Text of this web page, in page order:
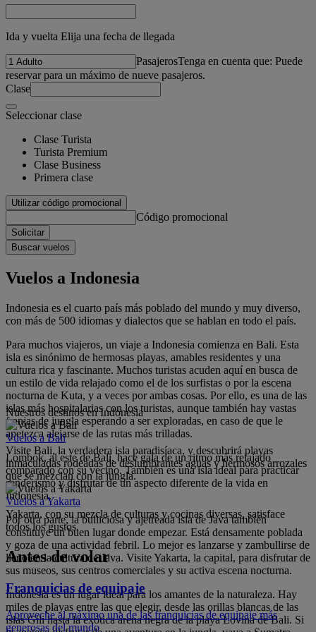
Ida y vuelta Elija una fecha de llegada
PasajerosTenga en cuenta que: Puede
reservar para un máximo de nueve pasajeros.
Clase
Seleccionar clase
Clase Turista
Turista Premium
Clase Business
Primera clase
Utilizar código promocional
Código promocional
Solicitar
Buscar vuelos
Vuelos a Indonesia
Indonesia es el cuarto país más poblado del mundo y muy diverso,
con más de 500 idiomas y dialectos que se hablan en todo el país.
Para muchos viajeros, un viaje a Indonesia comienza en Bali. Esta
isla es sinónimo de hermosas playas, amables residentes y una
cultura rica y fascinante. Muchos turistas acuden aquí en busca de
un estilo de vida relajado como el de los surfistas o por la escena
nocturna de Kuta, y a veces por ambas cosas. Por ello, es una de las
islas más hospitalarias con los turistas, aunque también hay vastas
franjas de jungla esperando a ser exploradas, en caso de que le
apetezca alejarse de las rutas más trilladas.
Lombok, al este de Bali, hace gala de un ritmo más relajado
comparado con su vecino. También es una isla ideal para practicar
senderismo y disfrutar de un aspecto diferente de la vida en
Indonesia.
Por otra parte, la bulliciosa y ajetreada isla de Java también
constituye un buen lugar donde empezar. Está densamente poblada
y goza de una actividad febril. Lo mejor es lanzarse y zambullirse de
lleno en la cultura de Java. Visite Yakarta, la capital, para disfrutar de
sus museos, sus centros comerciales y su activa escena nocturna.
Indonesia es un lugar ideal para los amantes de la naturaleza. Hay
miles de playas entre las que elegir, desde las orillas blancas de las
islas Gili hasta la exótica arena negra de la playa Lovina de Bali. Si
Nuestros destinos en Indonesia
Vuelos a Bali
Visite Bali, la verdadera isla paradisíaca, y descubrirá playas
inmaculadas rodeadas de deslumbrantes aguas y hermosos arrozales
que se mezclan con la jungla.
Vuelos a Yakarta
Yakarta, con su mezcla de culturas y cocinas diversas, satisface
todos los gustos.
Antes de volar
Franquicias de equipaje
Aproveche al máximo una de las franquicias de equipaje más
generosas del mundo